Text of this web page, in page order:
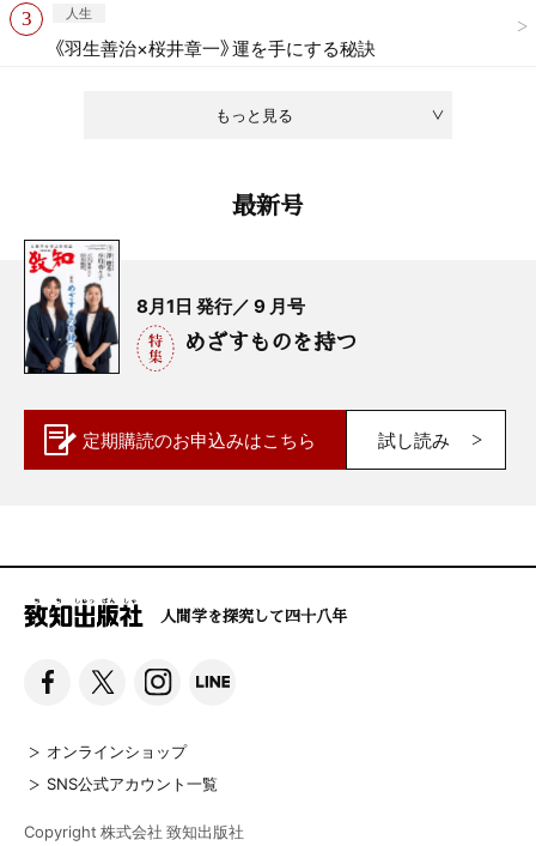
もっと見る
人生
《羽生善治×桜井章一》運を手にする秘訣
最新号
8月1日 発行／ 9 月号
めざすものを持つ
定期購読のお申込みはこちら 試し読み
人間学を探究して四十八年
オンラインショップ
SNS公式アカウント一覧
Copyright 株式会社 致知出版社